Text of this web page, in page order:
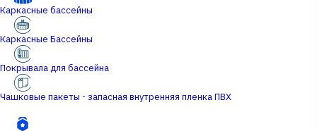
Каркасные бассейны
Каркасные Бассейны
Покрывала для бассейна
Чашковые пакеты - запасная внутренняя пленка ПВХ